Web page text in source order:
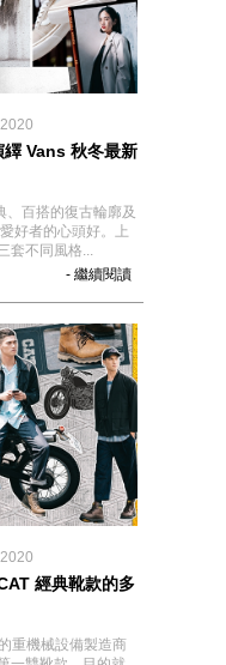
Vans 秋冬最新
、百搭的復古輪廓及
好者的心頭好。上
套不同風格...
- 繼續閱讀
經典靴款的多
重機械設備製造商